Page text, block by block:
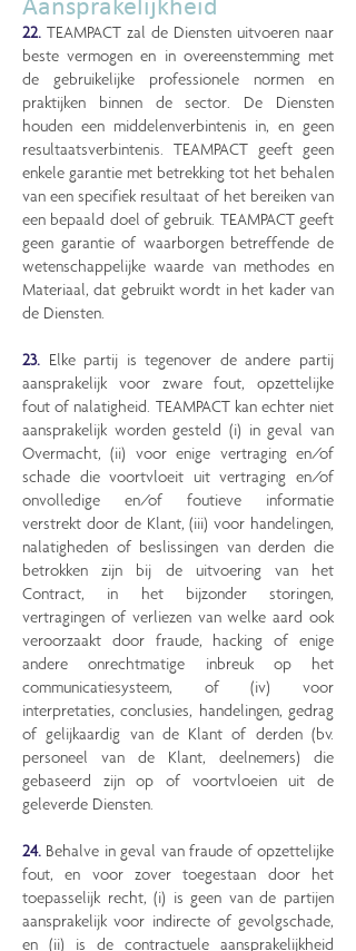
Aansprakelijkheid
22. TEAMPACT zal de Diensten uitvoeren naar
beste vermogen en in overeenstemming met
de gebruikelijke professionele normen en
praktijken binnen de sector. De Diensten
houden een middelenverbintenis in, en geen
resultaatsverbintenis. TEAMPACT geeft geen
enkele garantie met betrekking tot het behalen
van een specifiek resultaat of het bereiken van
een bepaald doel of gebruik. TEAMPACT geeft
geen garantie of waarborgen betreffende de
wetenschappelijke waarde van methodes en
Materiaal, dat gebruikt wordt in het kader van
de Diensten.
23. Elke partij is tegenover de andere partij
aansprakelijk voor zware fout, opzettelijke
fout of nalatigheid. TEAMPACT kan echter niet
aansprakelijk worden gesteld (i) in geval van
Overmacht, (ii) voor enige vertraging en/of
schade die voortvloeit uit vertraging en/of
onvolledige en/of foutieve informatie
verstrekt door de Klant, (iii) voor handelingen,
nalatigheden of beslissingen van derden die
betrokken zijn bij de uitvoering van het
Contract, in het bijzonder storingen,
vertragingen of verliezen van welke aard ook
veroorzaakt door fraude, hacking of enige
andere onrechtmatige inbreuk op het
communicatiesysteem, of (iv) voor
interpretaties, conclusies, handelingen, gedrag
of gelijkaardig van de Klant of derden (bv.
personeel van de Klant, deelnemers) die
gebaseerd zijn op of voortvloeien uit de
geleverde Diensten.
24. Behalve in geval van fraude of opzettelijke
fout, en voor zover toegestaan door het
toepasselijk recht, (i) is geen van de partijen
aansprakelijk voor indirecte of gevolgschade,
en (ii) is de contractuele aansprakelijkheid